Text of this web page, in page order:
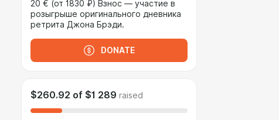
20 € (от 1830 ₽) Взнос — участие в
розыгрыше оригинального дневника
ретрита Джона Брэди.
DONATE
$260.92 of $1 289 raised